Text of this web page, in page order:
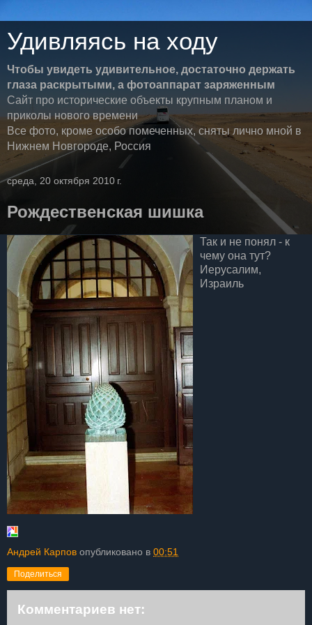
Удивляясь на ходу
Чтобы увидеть удивительное, достаточно держать
глаза раскрытыми, а фотоаппарат заряженным
Сайт про исторические объекты крупным планом и
приколы нового времени
Все фото, кроме особо помеченных, сняты лично мной в
Нижнем Новгороде, Россия
среда, 20 октября 2010 г.
Рождественская шишка
Так и не понял - к
чему она тут?
Иерусалим,
Израиль
Андрей Карпов опубликовано в 00:51
Поделиться
Комментариев нет: